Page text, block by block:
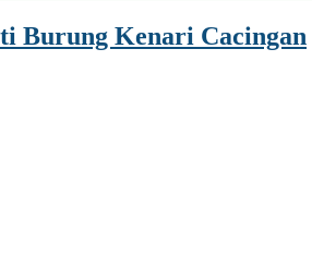
Burung Kenari Cacingan